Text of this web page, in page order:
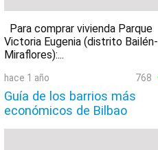
Para comprar vivienda Parque
Victoria Eugenia (distrito Bailén-
Miraflores):...
hace 1 año 768
Guía de los barrios más
económicos de Bilbao